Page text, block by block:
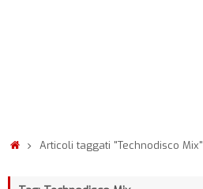
Articoli taggati "Technodisco Mix"